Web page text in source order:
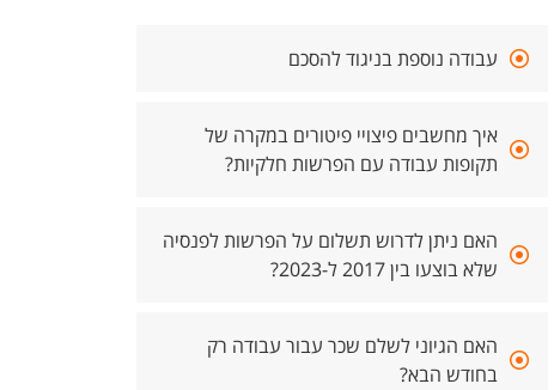
עבודה נוספת בניגוד להסכם
איך מחשבים פיצויי פיטורים במקרה של
תקופות עבודה עם הפרשות חלקיות?
האם ניתן לדרוש תשלום על הפרשות לפנסיה
שלא בוצעו בין 2017 ל-2023?
האם הגיוני לשלם שכר עבור עבודה רק
בחודש הבא?